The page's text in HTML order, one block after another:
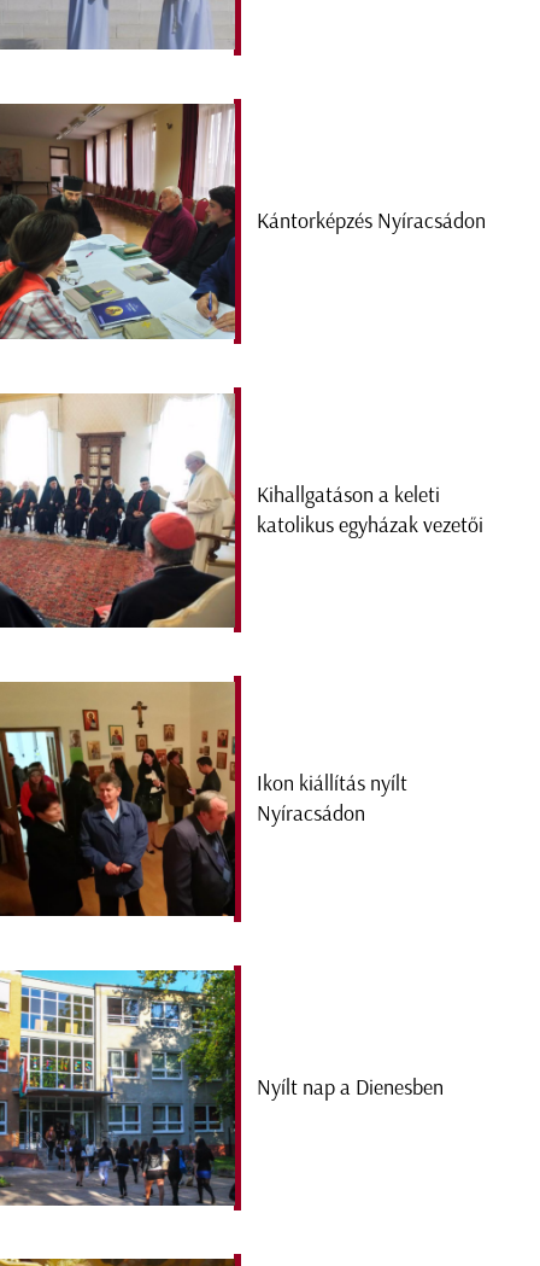
Kántorképzés Nyíracsádon
Kihallgatáson a keleti
katolikus egyházak vezetői
Ikon kiállítás nyílt
Nyíracsádon
Nyílt nap a Dienesben